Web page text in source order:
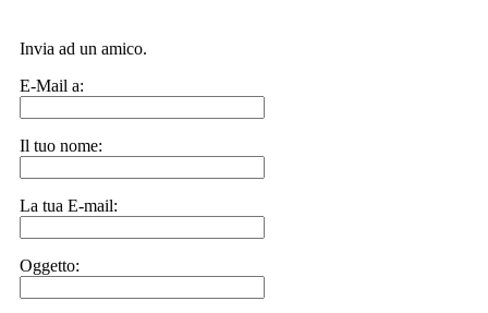
Invia ad un amico.
E-Mail a:
Il tuo nome:
La tua E-mail:
Oggetto: